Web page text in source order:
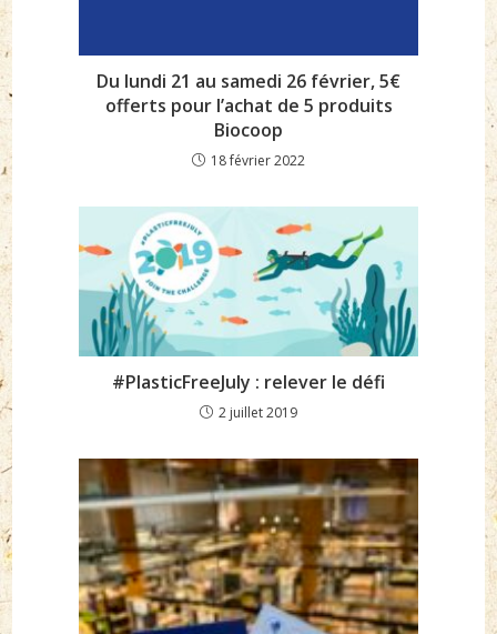
Du lundi 21 au samedi 26 février, 5€
offerts pour l’achat de 5 produits
Biocoop
18 février 2022
#PlasticFreeJuly : relever le défi
2 juillet 2019